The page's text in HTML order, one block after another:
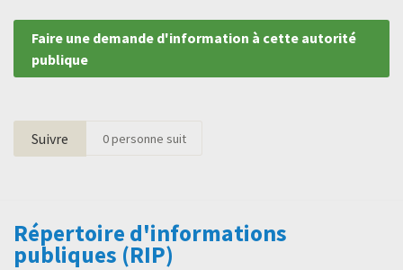
Faire une demande d'information à cette autorité
publique
Suivre 0personne suit
Répertoire d'informations
publiques (RIP)